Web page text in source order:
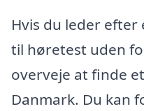
Hvis du leder
til høretest uden
overveje at finde
Danmark. Du kan